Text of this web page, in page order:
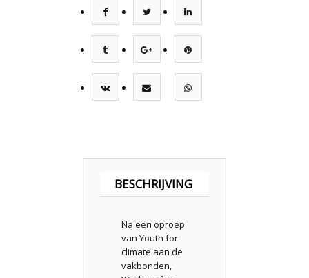
BESCHRIJVING
Na een oproep
van Youth for
climate aan de
vakbonden,